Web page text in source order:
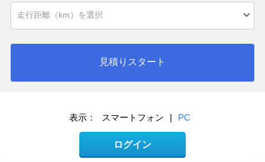
見積りスタート
表示： スマートフォン | PC
ログイン